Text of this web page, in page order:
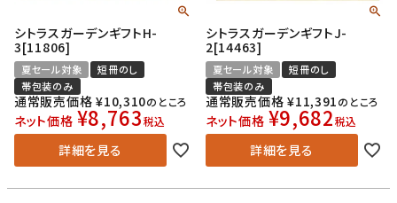
シトラスガーデンギフトH-
3[11806]
夏セール対象
短冊のし
帯包装のみ
通常販売価格 ¥10,310のところ
ネット価格 ¥8,763税込
詳細を見る
シトラスガーデンギフトJ-
2[14463]
夏セール対象
短冊のし
帯包装のみ
通常販売価格 ¥11,391のところ
ネット価格 ¥9,682税込
詳細を見る